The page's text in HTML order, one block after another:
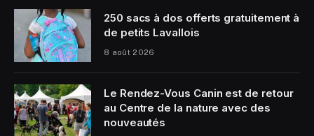
250 sacs à dos offerts gratuitement à
de petits Lavallois
8 août 2026
Le Rendez-Vous Canin est de retour
au Centre de la nature avec des
nouveautés